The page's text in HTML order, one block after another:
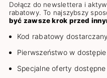
Dołącz do newslettera i
rabatowy. To najszybszy
być zawsze krok przed
Kod rabatowy
Pierwszeństwo w
Specjalne oferty